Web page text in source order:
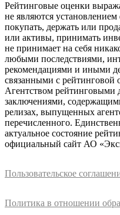
Рейтинговые оценки
не являются
покупать, держать или
или активы, принимать
не принимает на себя
любыми последствиями,
рекомендациями и иными
связанными с
Агентством рейтинговыми
заключениями,
релизах, выпущенных
перечисленного.
актуальное состояние
официальный сайт АО
Пользовательское
Политика в отношении